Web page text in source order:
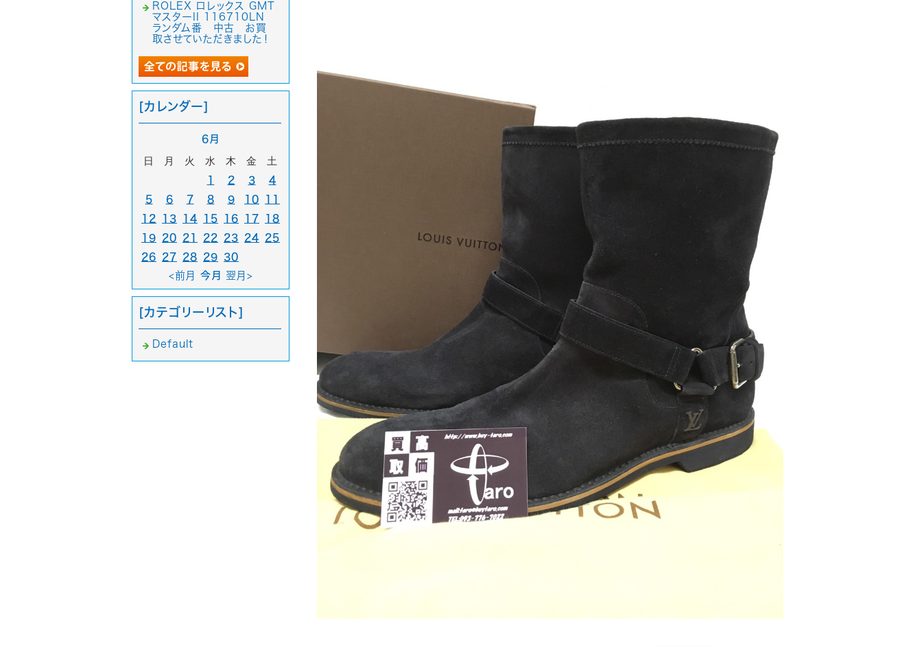
ROLEX ロレックス GMT
マスターII 116710LN
ランダム番 中古 お買
取させていただきました！
[カレンダー]
6月
日 月 火 水 木 金 土
1 2 3
4
5
6 7 8 9 10
11
12
13 14 15 16 17
18
19
20 21 22 23 24
25
26
27 28 29 30
<前月
今月 翌月>
[カテゴリーリスト]
Default